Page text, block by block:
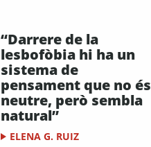
“Darrere de la
lesbofòbia hi ha un
sistema de
pensament que no és
neutre, però sembla
natural”
ELENA G. RUIZ